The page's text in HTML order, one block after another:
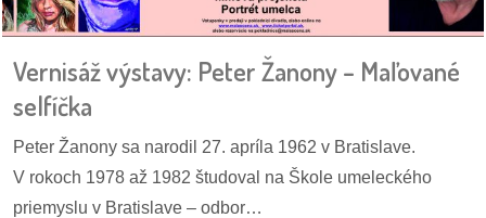
pozvánky
Historický
zákony
Vernisáž výstavy: Peter Žanony – Maľované
selfíčka
Peter Žanony sa narodil 27. apríla 1962 v Bratislave.
V rokoch 1978 až 1982 študoval na Škole umeleckého
priemyslu v Bratislave – odbor…